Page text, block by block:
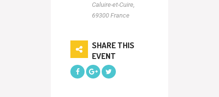
Caluire-et-Cuire
69300 France
SHARE THIS
EVENT